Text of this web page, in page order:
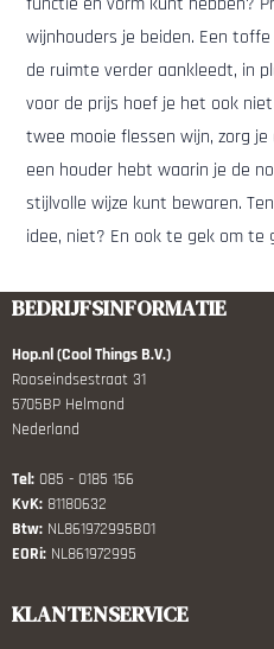
wijnhouders je beiden. Een
de ruimte verder aankleedt, in
voor de prijs hoef je het ook
twee mooie flessen wijn, zorg
een houder hebt waarin je de
stijlvolle wijze kunt bewaren.
idee, niet? En ook te gek om te
BEDRIJFSINFORMATIE
Hop.nl (Cool Things B.V.)
Rooseindsestraat 31
5705BP Helmond
Nederland
Tel: 085 - 0185 156
KvK: 81180632
Btw: NL861972995B01
EORi: NL861972995
KLANTENSERVICE